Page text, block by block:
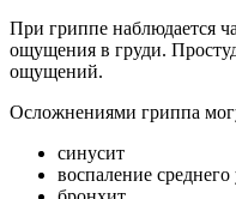
При гриппе наблюдается
ощущения в груди.
ощущений.
Осложнениями гриппа
синусит
воспаление среднего